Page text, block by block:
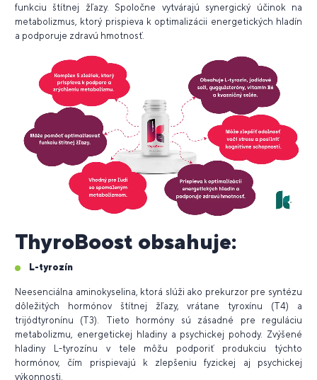
funkciu štítnej žľazy. Spoločne vytvárajú synergický účinok na
metabolizmus, ktorý prispieva k optimalizácii energetických hladín
a podporuje zdravú hmotnosť.
ThyroBoost obsahuje:
L-tyrozín
Neesenciálna aminokyselina, ktorá slúži ako prekurzor pre syntézu
dôležitých hormónov štítnej žľazy, vrátane tyroxínu (T4) a
trijódtyronínu (T3). Tieto hormóny sú zásadné pre reguláciu
metabolizmu, energetickej hladiny a psychickej pohody. Zvýšené
hladiny L-tyrozínu v tele môžu podporiť produkciu týchto
hormónov, čím prispievajú k zlepšeniu fyzickej aj psychickej
výkonnosti.